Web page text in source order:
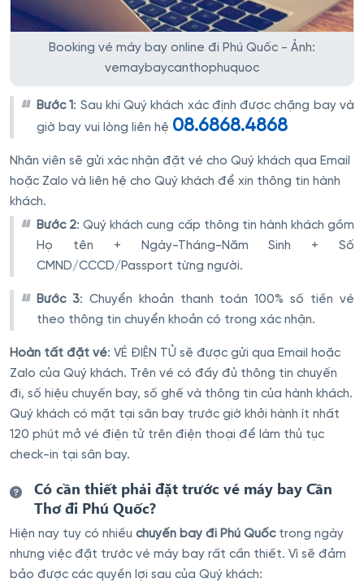
Booking vé máy bay online đi Phú Quốc - Ảnh:
vemaybaycanthophuquoc
Bước 1: Sau khi Quý khách xác định được chặng bay và
giờ bay vui lòng liên hệ 08.6868.4868
Nhân viên sẽ gửi xác nhận đặt vé cho Quý khách qua Email
hoặc Zalo và liên hệ cho Quý khách để xin thông tin hành
khách.
Bước 2: Quý khách cung cấp thông tin hành khách gồm
Họ tên + Ngày-Tháng-Năm Sinh + Số
CMND/CCCD/Passport từng người.
Bước 3: Chuyển khoản thanh toán 100% số tiền vé
theo thông tin chuyển khoản có trong xác nhận.
Hoàn tất đặt vé: VÉ ĐIỆN TỬ sẽ được gửi qua Email hoặc
Zalo của Quý khách. Trên vé có đầy đủ thông tin chuyến
đi, số hiệu chuyến bay, số ghế và thông tin của hành khách.
Quý khách có mặt tại sân bay trước giờ khởi hành ít nhất
120 phút mở vé điện tử trên điện thoại để làm thủ tục
check-in tại sân bay.
Có cần thiết phải đặt trước vé máy bay Cần
Thơ đi Phú Quốc?
Hiện nay tuy có nhiều chuyến bay đi Phú Quốctrong ngày
nhưng việc đặt trước vé máy bay rất cần thiết. Vì sẽ đảm
bảo được các quyền lợi sau của Quý khách: